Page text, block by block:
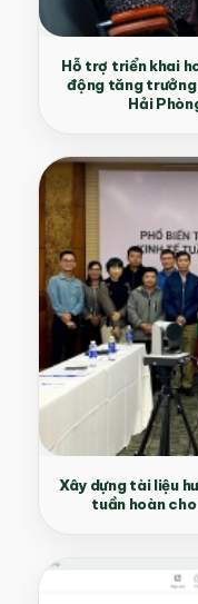
Hỗ trợ triển khai
động tăng trưởng
Hải
Xây dựng tài liệu
tuần hoàn